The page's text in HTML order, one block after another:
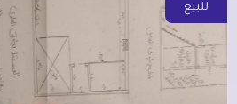
للبيع